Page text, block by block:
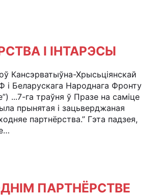
І ІНТАРЭСЫ
Кансэрватыўна-Хрысьціянскай
Беларускага Народнага Фронту
...7-га траўня ў Празе на саміце
прынятая і зацьверджаная
партнёрства.” Гэта падзея,
ПАРТНЁРСТВЕ